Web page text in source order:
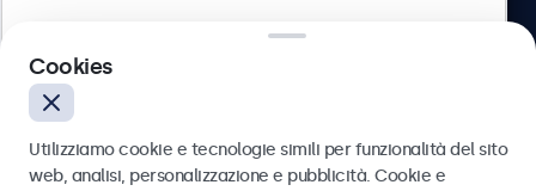
Italiano
Cookies
Utilizziamo cookie e tecnologie simili per funzionalità del sito
web, analisi, personalizzazione e pubblicità. Cookie e